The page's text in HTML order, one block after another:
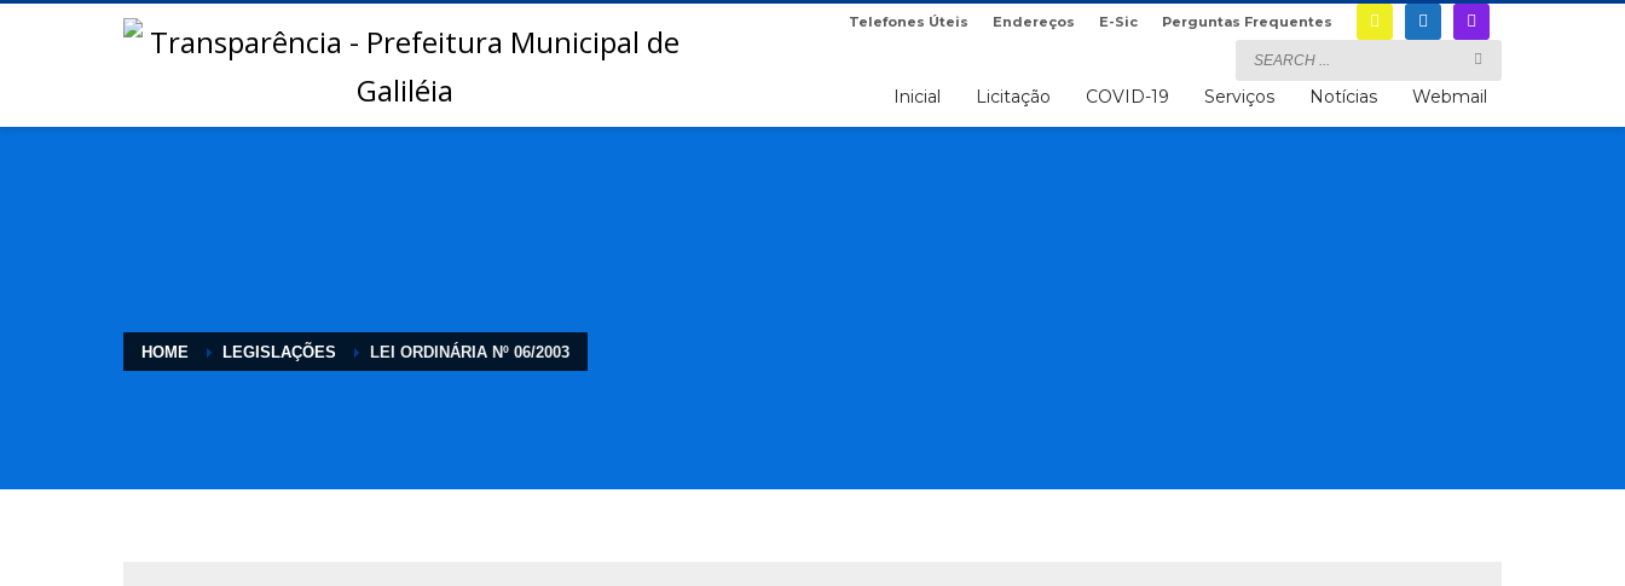
Telefones Úteis Endereços E-Sic Perguntas Frequentes
Inicial Licitação COVID-19 Serviços Notícias Webmail
HOME LEGISLAÇÕES LEI ORDINÁRIA Nº 06/2003